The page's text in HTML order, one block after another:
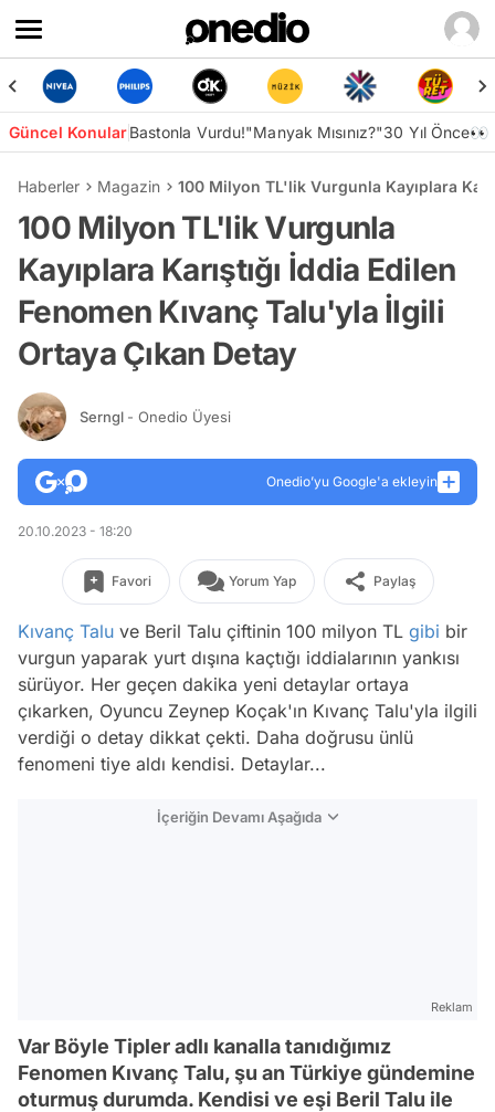
Güncel KonularBastonla Vurdu!"Manyak Mısınız?"30 Yıl Önce👀
Haberler Magazin 100 Milyon TL'lik Vurgunla Kayıplara
100 Milyon TL'lik Vurgunla
Kayıplara Karıştığı İddia Edilen
Fenomen Kıvanç Talu'yla İlgili
Ortaya Çıkan Detay
Serngl - Onedio Üyesi
Onedio’yu Google'a ekleyin
20.10.2023 - 18:20
Favori Yorum Yap Paylaş
Kıvanç Talu ve Beril Talu çiftinin 100 milyon TL gibi bir
vurgun yaparak yurt dışına kaçtığı iddialarının yankısı
sürüyor. Her geçen dakika yeni detaylar ortaya
çıkarken, Oyuncu Zeynep Koçak'ın Kıvanç Talu'yla ilgili
verdiği o detay dikkat çekti. Daha doğrusu ünlü
fenomeni tiye aldı kendisi. Detaylar...
İçeriğin Devamı Aşağıda
Reklam
Var Böyle Tipler adlı kanalla tanıdığımız
Fenomen Kıvanç Talu, şu an Türkiye gündemine
oturmuş durumda. Kendisi ve eşi Beril Talu ile